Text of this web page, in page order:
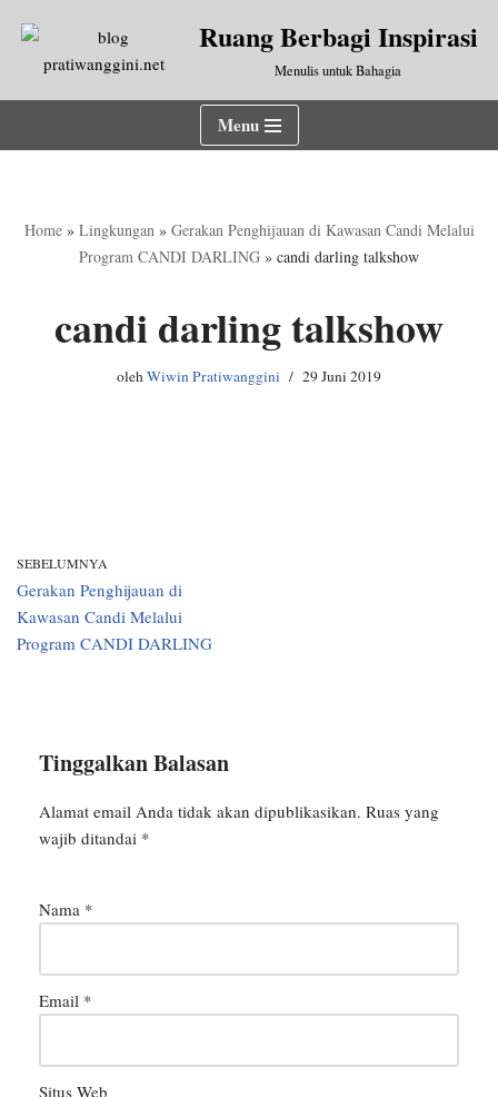
Lompat
Ruang Berbagi Inspirasi
Menulis untuk Bahagia
Menu
Home» Lingkungan» Gerakan Penghijauan di Kawasan Candi Melalui
Program CANDI DARLING » candi darling talkshow
candi darling talkshow
olehWiwin Pratiwanggini 29 Juni 2019
SEBELUMNYA
Gerakan Penghijauan di
Kawasan Candi Melalui
Program CANDI DARLING
Tinggalkan Balasan
Alamat email Anda tidak akan dipublikasikan. Ruas yang
wajib ditandai *
Nama *
Email *
Situs Web